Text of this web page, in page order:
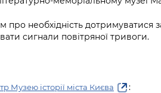
про необхідність дотримуватися
сигнали повітряної тривоги.
Музею історії міста Києва :